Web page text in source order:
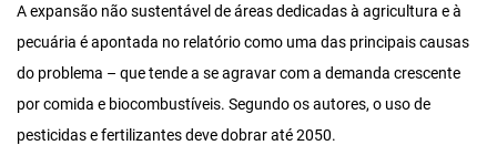
A expansão não sustentável de áreas dedicadas à agricultura e à
pecuária é apontada no relatório como uma das principais causas
do problema – que tende a se agravar com a demanda crescente
por comida e biocombustíveis. Segundo os autores, o uso de
pesticidas e fertilizantes deve dobrar até 2050.